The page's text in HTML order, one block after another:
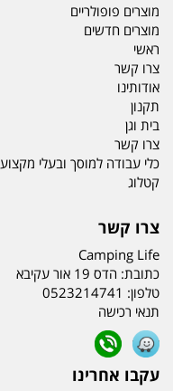
מוצרים פופולריים
מוצרים חדשים
ראשי
צרו קשר
אודותינו
תקנון
בית וגן
צרו קשר
כלי עבודה למוסך ובעלי מקצוע
קטלוג
צרו קשר
Camping Life
כתובת: הדס 19 אור עקיבא
טלפון: 0523214741
תנאי רכישה
עקבו אחרינו